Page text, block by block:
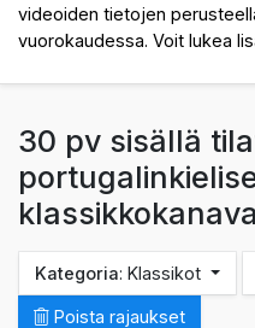
videoiden tietojen
vuorokaudessa. Voit lukea
30 pv sisällä
Kategoria: Klassikot
Poista rajaukset